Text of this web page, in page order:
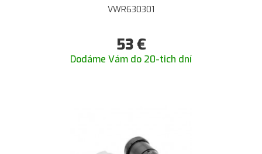
VWR630301
53€
Dodáme Vám do 20-tich dní